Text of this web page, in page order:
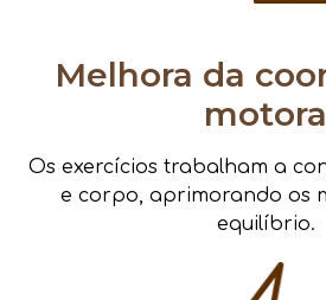
Melhora da
motora
Os exercícios trabalham a
e corpo, aprimorando os
equilíbrio.